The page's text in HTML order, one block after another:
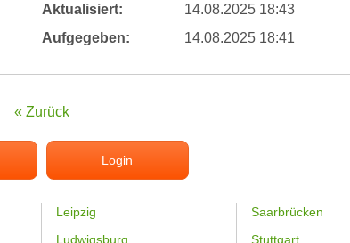
Aktualisiert:
14.08.2025 18:43
Aufgegeben: 14.08.2025 18:41
« Zurück
Login
Leipzig
Ludwigsburg
Saarbrücken
Stuttgart